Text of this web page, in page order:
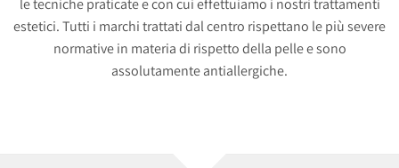
le tecniche praticate e con cui effettuiamo i nostri trattamenti
estetici. Tutti i marchi trattati dal centro rispettano le più severe
normative in materia di rispetto della pelle e sono
assolutamente antiallergiche.